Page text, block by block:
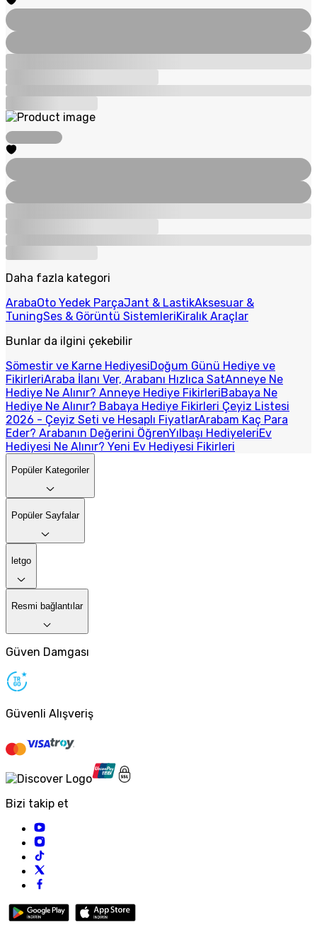
Daha fazla kategori
ArabaOto Yedek ParçaJant & LastikAksesuar &
TuningSes & Görüntü SistemleriKiralık Araçlar
Bunlar da ilgini çekebilir
Sömestir ve Karne HediyesiDoğum Günü Hediye ve
FikirleriAraba İlanı Ver, Arabanı Hızlıca SatAnneye Ne
Hediye Ne Alınır? Anneye Hediye FikirleriBabaya Ne
Hediye Ne Alınır? Babaya Hediye Fikirleri Çeyiz Listesi
2026 - Çeyiz Seti ve Hesaplı FiyatlarArabam Kaç Para
Eder? Arabanın Değerini ÖğrenYılbaşı HediyeleriEv
Hediyesi Ne Alınır? Yeni Ev Hediyesi Fikirleri
Popüler Kategoriler
Popüler Sayfalar
letgo
Resmi bağlantılar
Güven Damgası
Güvenli Alışveriş
Bizi takip et